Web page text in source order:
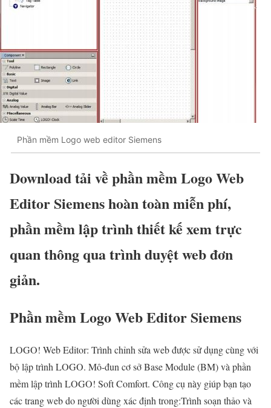
Phần mềm Logo web editor Siemens
Download tải về phần mềm Logo Web
Editor Siemens hoàn toàn miễn phí,
phần mềm lập trình thiết kế xem trực
quan thông qua trình duyệt web đơn
giản.
Phần mềm Logo Web Editor Siemens
LOGO! Web Editor: Trình chỉnh sửa web được sử dụng cùng với
bộ lập trình LOGO. Mô-đun cơ sở Base Module (BM) và phần
mềm lập trình LOGO! Soft Comfort. Công cụ này giúp bạn tạo
các trang web do người dùng xác định trong:Trình soạn thảo và